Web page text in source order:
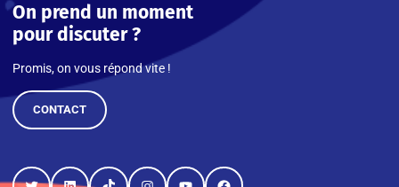
On prend un moment
pour discuter ?
Promis, on vous répond vite !
CONTACT